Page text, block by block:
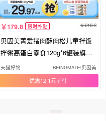
179.8 限时补贴 218.9
贝因美菁爱猪肉酥肉松儿童拌饭
拌粥高蛋白零食120g*6罐装旗舰
店
天猫好物 BEINGMATE/贝因美
优惠12.1元